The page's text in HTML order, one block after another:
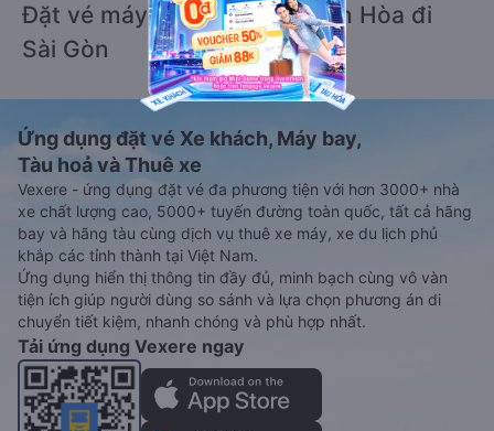
Đặt vé máy bay giá rẻ từ Ninh Hòa đi
Sài Gòn
Ứng dụng đặt vé Xe khách, Máy bay,
Tàu hoả và Thuê xe
Vexere - ứng dụng đặt vé đa phương tiện với hơn 3000+ nhà
xe chất lượng cao, 5000+ tuyến đường toàn quốc, tất cả hãng
bay và hãng tàu cùng dịch vụ thuê xe máy, xe du lịch phủ
khắp các tỉnh thành tại Việt Nam.
Ứng dụng hiển thị thông tin đầy đủ, minh bạch cùng vô vàn
tiện ích giúp người dùng so sánh và lựa chọn phương án di
chuyển tiết kiệm, nhanh chóng và phù hợp nhất.
Tải ứng dụng Vexere ngay